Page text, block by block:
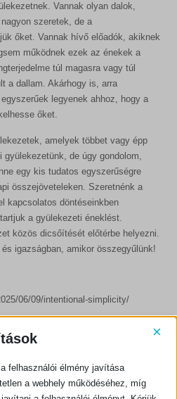
Vannak olyan dalok,
szeretek, de a
őket. Vannak hívő előadók, akiknek
működnek ezek az énekek a
túl magasra vagy túl
a dallam. Akárhogy is, arra
legyenek ahhoz, hogy a
őket.
amelyek többet vagy épp
de úgy gondolom,
egy kis tudatos egyszerűségre
összejöveteleken. Szeretnénk a
kapcsolatos döntéseinkben
a gyülekezeti éneklést.
közös dicsőítését előtérbe helyezni.
igazságban, amikor összegyűlünk!
06/09/intentional-simplicity/
ide!
×
felhasználói élmény javítása
a webhely működéséhez, míg